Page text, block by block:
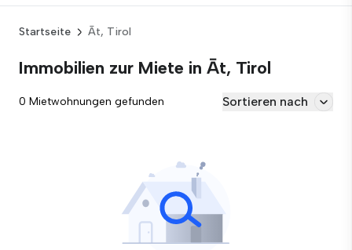
Startseite Āt, Tirol
Immobilien zur Miete in Āt, Tirol
0 Mietwohnungen gefunden Sortieren nach